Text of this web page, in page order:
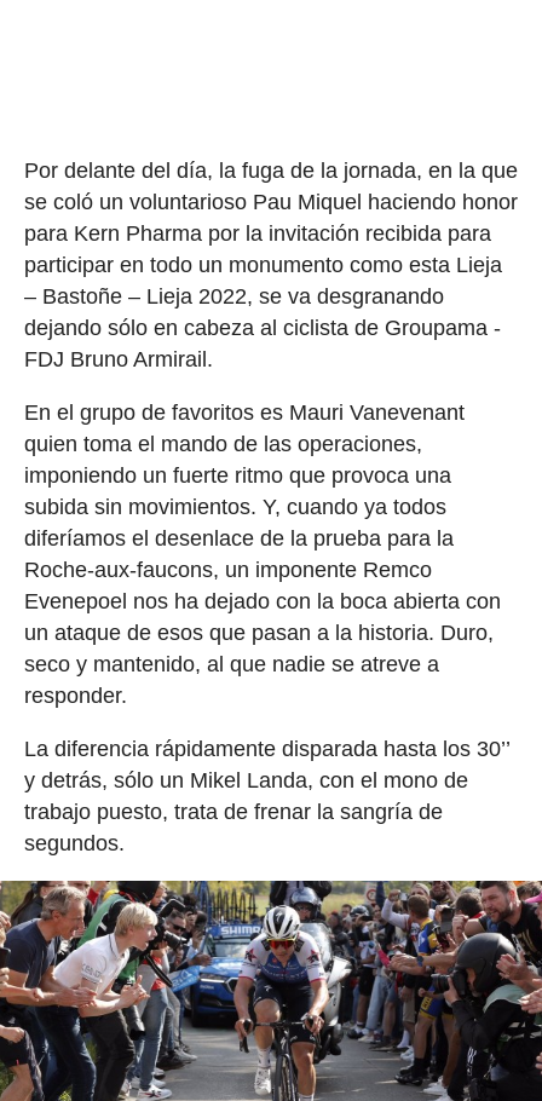
Por delante del día, la fuga de la jornada, en la que
se coló un voluntarioso Pau Miquel haciendo honor
para Kern Pharma por la invitación recibida para
participar en todo un monumento como esta Lieja
– Bastoñe – Lieja 2022, se va desgranando
dejando sólo en cabeza al ciclista de Groupama -
FDJ Bruno Armirail.
En el grupo de favoritos es Mauri Vanevenant
quien toma el mando de las operaciones,
imponiendo un fuerte ritmo que provoca una
subida sin movimientos. Y, cuando ya todos
diferíamos el desenlace de la prueba para la
Roche-aux-faucons, un imponente Remco
Evenepoel nos ha dejado con la boca abierta con
un ataque de esos que pasan a la historia. Duro,
seco y mantenido, al que nadie se atreve a
responder.
La diferencia rápidamente disparada hasta los 30’’
y detrás, sólo un Mikel Landa, con el mono de
trabajo puesto, trata de frenar la sangría de
segundos.